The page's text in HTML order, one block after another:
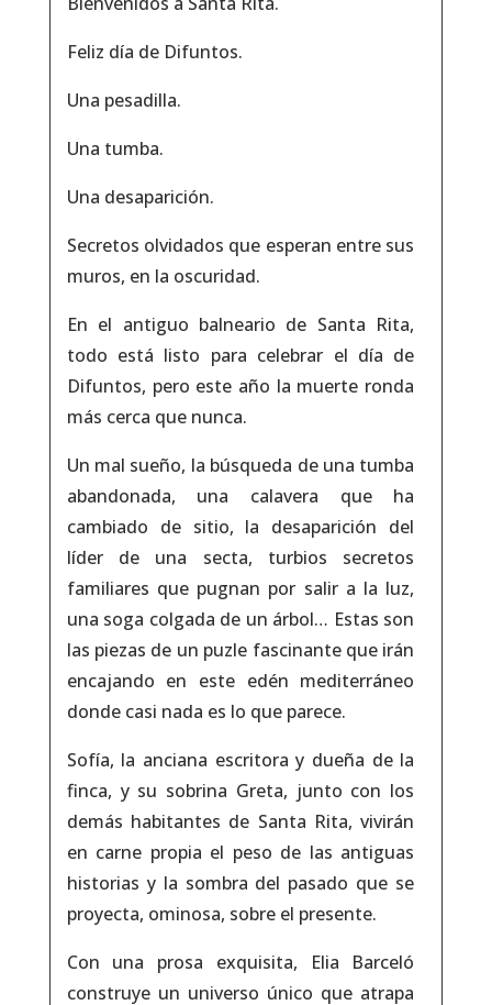
Feliz día de Difuntos.
Una pesadilla.
Una tumba.
Una desaparición.
Secretos olvidados que esperan entre sus
muros, en la oscuridad.
En el antiguo balneario de Santa Rita,
todo está listo para celebrar el día de
Difuntos, pero este año la muerte ronda
más cerca que nunca.
Un mal sueño, la búsqueda de una tumba
abandonada, una calavera que ha
cambiado de sitio, la desaparición del
líder de una secta, turbios secretos
familiares que pugnan por salir a la luz,
una soga colgada de un árbol… Estas son
las piezas de un puzle fascinante que irán
encajando en este edén mediterráneo
donde casi nada es lo que parece.
Sofía, la anciana escritora y dueña de la
finca, y su sobrina Greta, junto con los
demás habitantes de Santa Rita, vivirán
en carne propia el peso de las antiguas
historias y la sombra del pasado que se
proyecta, ominosa, sobre el presente.
Con una prosa exquisita, Elia Barceló
construye un universo único que atrapa